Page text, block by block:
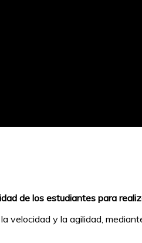
de los estudiantes para
y la agilidad,